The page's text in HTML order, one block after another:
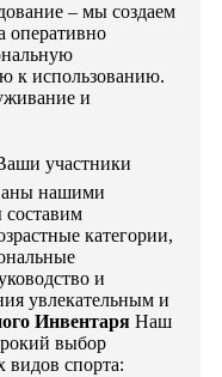
– мы создаем
оперативно
к использованию.
и
участники
нашими
категории,
и
увлекательным и
Инвентаря Наш
выбор
видов спорта: